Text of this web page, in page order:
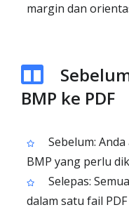
margin dan
BMP ke PDF
Sebelum:
BMP yang perlu
Selepas:
dalam satu fail PDF